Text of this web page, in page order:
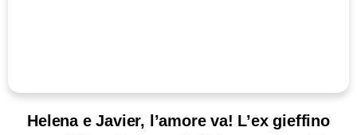
Helena e Javier, l’amore va! L’ex gieffino